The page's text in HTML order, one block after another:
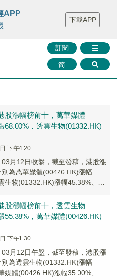
FINMETA 財華證券 媒體矩陣
智庫沙龍
聯絡我們
訂閱
简
APP
下載APP
股漲幅榜前十，萬華媒體
68.00%，透雲生物(01332.HK)
下午4:20
03月12日收盤，截至發稿，港股漲
別為萬華媒體(00426.HK)漲幅
生物(01332.HK)漲幅45.38%、喜
股漲幅榜前十，透雲生物
55.38%，萬華媒體(00426.HK)
下午1:30
03月12日午盤，截至發稿，港股漲
別為透雲生物(01332.HK)漲幅
媒體(00426.HK)漲幅35.00%、金